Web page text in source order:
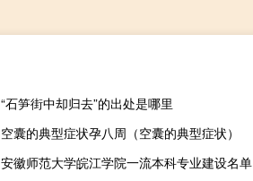
“石笋街中却归去”的出处是哪里
空囊的典型症状孕八周（空囊的典型症状）
安徽师范大学皖江学院一流本科专业建设名单